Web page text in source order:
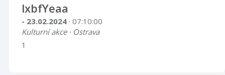
lxbfYeaa
- 23.02.2024 · 07:10:00
Kulturní akce · Ostrava
1